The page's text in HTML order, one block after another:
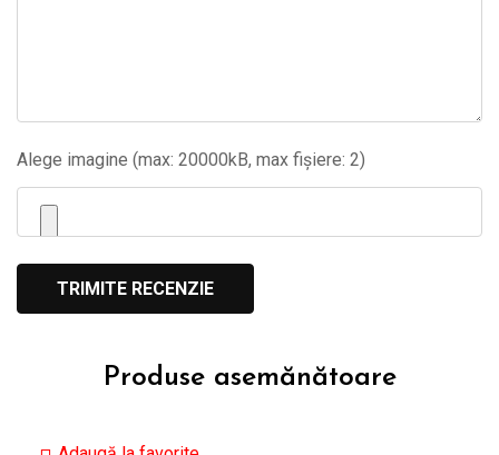
Alege imagine (max: 20000kB, max fișiere: 2)
Produse asemănătoare